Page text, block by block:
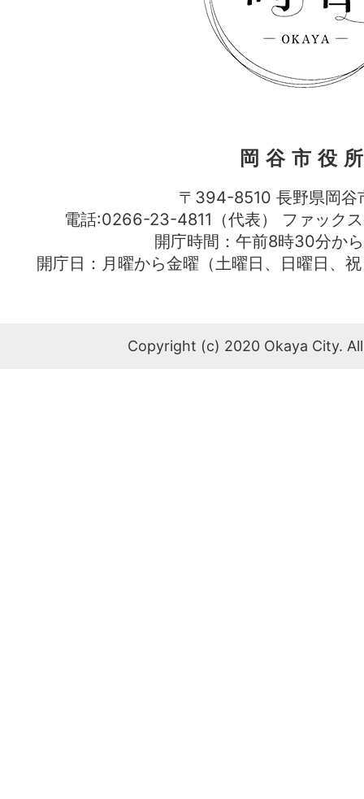
岡谷市役
〒394-8510 長野県岡谷
電話:0266-23-4811（代表） ファッ
開庁時間：午前8時30分か
開庁日：月曜から金曜（土曜日、日曜日、
Copyright (c) 2020 Okaya City.